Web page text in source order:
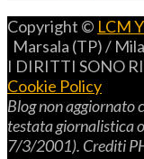
Copyright © LCM
Marsala (TP) /
I DIRITTI SONO
Cookie Policy
Blog non aggiornato
testata giornalistica
7/3/2001). Crediti